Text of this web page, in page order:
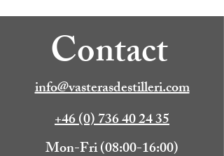
Contact
info@vasterasdestilleri.com
+46 (0) 736 40 24 35
Mon-Fri (08:00-16:00)